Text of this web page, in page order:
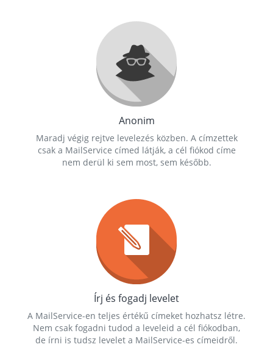
Anonim
Maradj végig rejtve levelezés közben. A címzettek
csak a MailService címed látják, a cél fiókod címe
nem derül ki sem most, sem később.
Írj és fogadj levelet
A MailService-en teljes értékű címeket hozhatsz létre.
Nem csak fogadni tudod a leveleid a cél fiókodban,
de írni is tudsz levelet a MailService-es címeidről.